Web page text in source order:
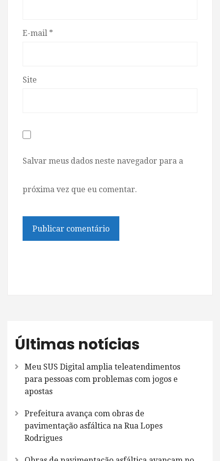
E-mail *
Site
Salvar meus dados neste navegador para a
próxima vez que eu comentar.
Últimas notícias
Meu SUS Digital amplia teleatendimentos
para pessoas com problemas com jogos e
apostas
Prefeitura avança com obras de
pavimentação asfáltica na Rua Lopes
Rodrigues